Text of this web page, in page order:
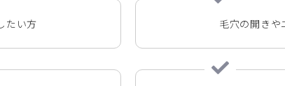
たい方 毛穴の開き